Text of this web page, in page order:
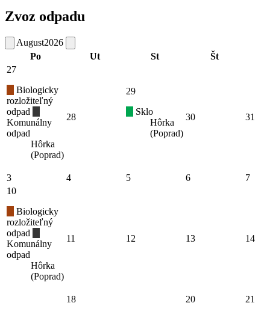
Zvoz odpadu
August2026
Po
Ut St Št
27
Biologicky
rozložiteľný
odpad
Komunálny
odpad
Hôrka
(Poprad)
28
29
Sklo
Hôrka
(Poprad)
30 31
3 4 5 6
7
10
Biologicky
rozložiteľný
odpad
Komunálny
odpad
Hôrka
(Poprad)
11 12 13 14
18
20
21